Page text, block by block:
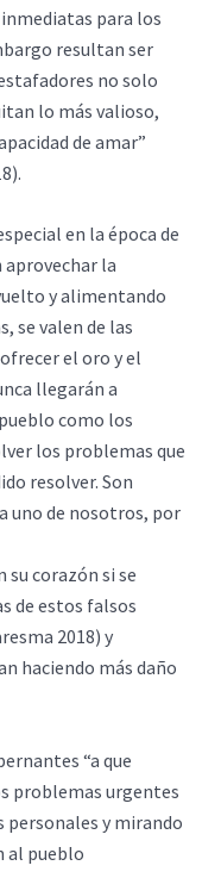
para los
resultan ser
no solo
lo más valioso,
de amar”
en la época de
la
y alimentando
se valen de las
el oro y el
llegarán a
como los
los problemas que
resolver. Son
uno de nosotros, por
su corazón si se
de estos falsos
2018) y
haciendo más daño
“a que
problemas urgentes
personales y mirando
al pueblo